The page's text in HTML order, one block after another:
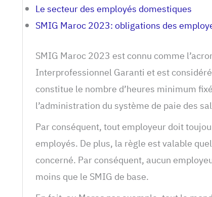
Le secteur des employés domestiques
SMIG Maroc 2023: obligations des
SMIG Maroc 2023 est connu comme
Interprofessionnel Garanti et est
constitue le nombre d’heures minimum
l’administration du système de paie des
Par conséquent, tout employeur doit
employés. De plus, la règle est valable
concerné. Par conséquent, aucun
moins que le SMIG de base.